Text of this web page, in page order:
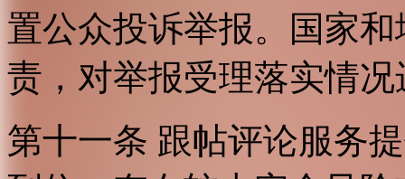
置公众投诉举报。国家
责，对举报受理落实情
第十一条 跟帖评论服务